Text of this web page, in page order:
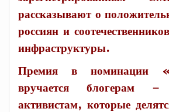
рассказывают о
россиян и
инфраструктуры.
Премия в номинации
вручается блогерам
активистам, которые